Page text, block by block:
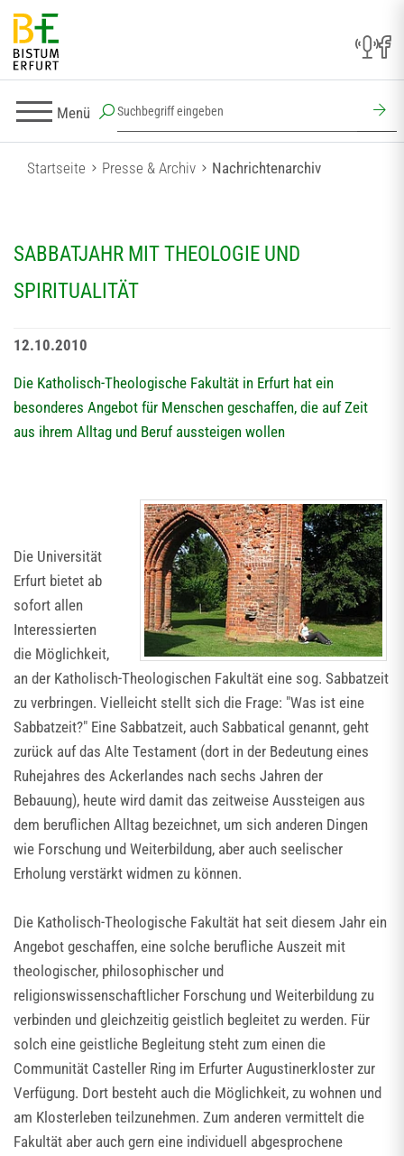
Menü
Startseite Presse & Archiv Nachrichtenarchiv
SABBATJAHR MIT THEOLOGIE UND
SPIRITUALITÄT
12.10.2010
Die Katholisch-Theologische Fakultät in Erfurt hat ein
besonderes Angebot für Menschen geschaffen, die auf Zeit
aus ihrem Alltag und Beruf aussteigen wollen
Die Universität
Erfurt bietet ab
sofort allen
Interessierten
die Möglichkeit,
an der Katholisch-Theologischen Fakultät eine sog. Sabbatzeit
zu verbringen. Vielleicht stellt sich die Frage: "Was ist eine
Sabbatzeit?" Eine Sabbatzeit, auch Sabbatical genannt, geht
zurück auf das Alte Testament (dort in der Bedeutung eines
Ruhejahres des Ackerlandes nach sechs Jahren der
Bebauung), heute wird damit das zeitweise Aussteigen aus
dem beruflichen Alltag bezeichnet, um sich anderen Dingen
wie Forschung und Weiterbildung, aber auch seelischer
Erholung verstärkt widmen zu können.
Die Katholisch-Theologische Fakultät hat seit diesem Jahr ein
Angebot geschaffen, eine solche berufliche Auszeit mit
theologischer, philosophischer und
religionswissenschaftlicher Forschung und Weiterbildung zu
verbinden und gleichzeitig geistlich begleitet zu werden. Für
solch eine geistliche Begleitung steht zum einen die
Communität Casteller Ring im Erfurter Augustinerkloster zur
Verfügung. Dort besteht auch die Möglichkeit, zu wohnen und
am Klosterleben teilzunehmen. Zum anderen vermittelt die
Fakultät aber auch gern eine individuell abgesprochene